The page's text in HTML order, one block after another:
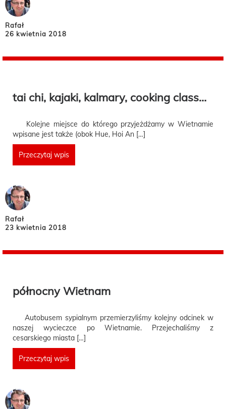
Rafał
26 kwietnia 2018
tai chi, kajaki, kalmary, cooking class…
Kolejne miejsce do którego przyjeżdżamy w Wietnamie
wpisane jest także (obok Hue, Hoi An […]
Przeczytaj wpis
Rafał
23 kwietnia 2018
północny Wietnam
Autobusem sypialnym przemierzyliśmy kolejny odcinek w
naszej wycieczce po Wietnamie. Przejechaliśmy z
cesarskiego miasta […]
Przeczytaj wpis